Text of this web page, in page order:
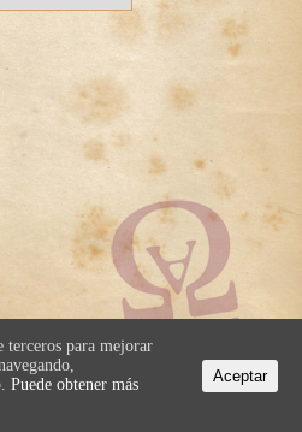
terceros para mejorar
Puede obtener más
Aceptar